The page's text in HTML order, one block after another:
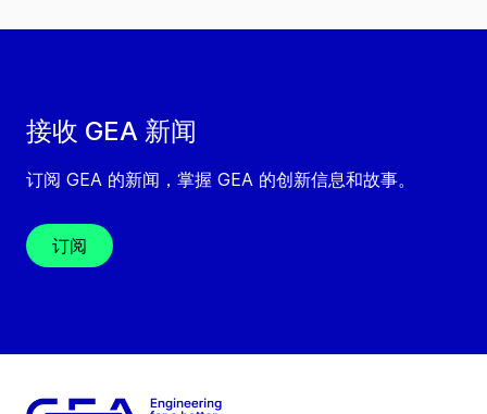
接收 GEA 新闻
订阅 GEA 的新闻，掌握 GEA 的创新信息和故事。
订阅